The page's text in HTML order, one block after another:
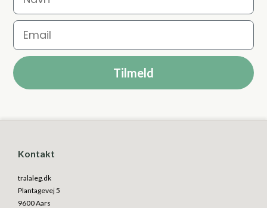
Email
Tilmeld
Kontakt
tralaleg.dk
Plantagevej 5
9600 Aars